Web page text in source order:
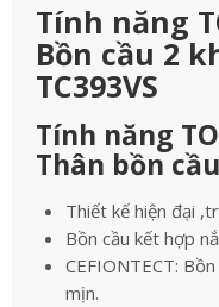
Tính năng
Bồn cầu 2
TC393VS
Tính năng
Thân bồn
Thiết kế hiện đại
Bồn cầu kết hợp
CEFIONTECT:
mịn.